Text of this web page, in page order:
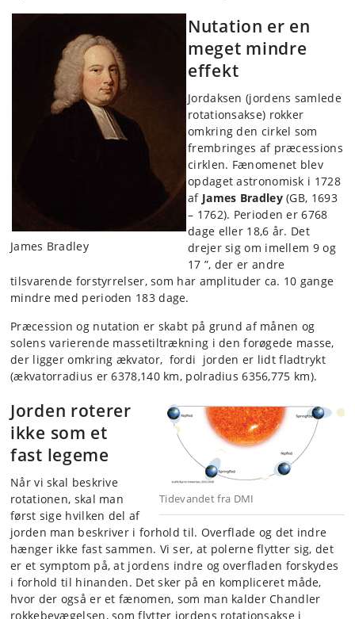
James Bradley
Nutation er en
meget mindre
effekt
Jordaksen (jordens samlede
rotationsakse) rokker
omkring den cirkel som
frembringes af præcessions
cirklen. Fænomenet blev
opdaget astronomisk i 1728
af James Bradley(GB, 1693
– 1762). Perioden er 6768
dage eller 18,6 år. Det
drejer sig om imellem 9 og
17 ”, der er andre
tilsvarende forstyrrelser, som har amplituder ca. 10 gange
mindre med perioden 183 dage.
Præcession og nutation er skabt på grund af månen og
solens varierende massetiltrækning i den forøgede masse,
der ligger omkring ækvator, fordi jorden er lidt fladtrykt
(ækvatorradius er 6378,140 km, polradius 6356,775 km).
Tidevandet fra DMI
Jorden roterer
ikke som et
fast legeme
Når vi skal beskrive
rotationen, skal man
først sige hvilken del af
jorden man beskriver i forhold til. Overflade og det indre
hænger ikke fast sammen. Vi ser, at polerne flytter sig, det
er et symptom på, at jordens indre og overfladen forskydes
i forhold til hinanden. Det sker på en kompliceret måde,
hvor der også er et fænomen, som man kalder Chandler
rokkebevægelsen, som flytter jordens rotationsakse i